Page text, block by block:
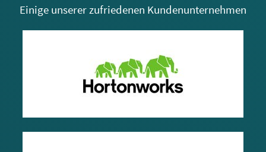
Einige unserer zufriedenen Kundenunternehmen